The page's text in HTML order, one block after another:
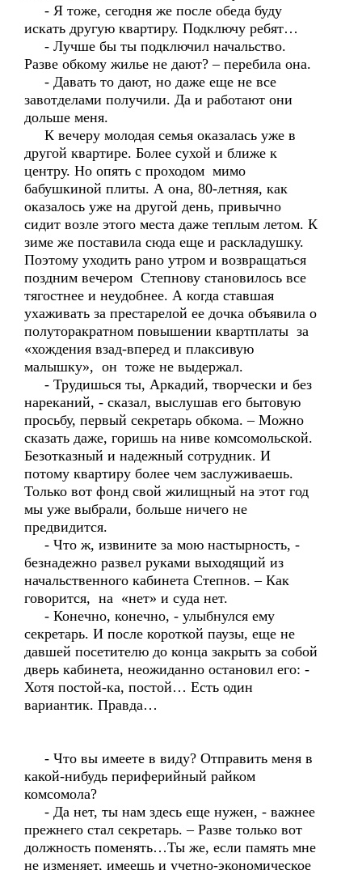
- Я тоже, сегодня же после обеда буду
искать другую квартиру. Подключу ребят…
- Лучше бы ты подключил начальство.
Разве обкому жилье не дают? – перебила она.
- Давать то дают, но даже еще не все
завотделами получили. Да и работают они
дольше меня.
К вечеру молодая семья оказалась уже в
другой квартире. Более сухой и ближе к
центру. Но опять с проходом мимо
бабушкиной плиты. А она, 80-летняя, как
оказалось уже на другой день, привычно
сидит возле этого места даже теплым летом. К
зиме же поставила сюда еще и раскладушку.
Поэтому уходить рано утром и возвращаться
поздним вечером Степнову становилось все
тягостнее и неудобнее. А когда ставшая
ухаживать за престарелой ее дочка объявила о
полуторакратном повышении квартплаты за
«хождения взад-вперед и плаксивую
малышку», он тоже не выдержал.
- Трудишься ты, Аркадий, творчески и без
нареканий, - сказал, выслушав его бытовую
просьбу, первый секретарь обкома. – Можно
сказать даже, горишь на ниве комсомольской.
Безотказный и надежный сотрудник. И
потому квартиру более чем заслуживаешь.
Только вот фонд свой жилищный на этот год
мы уже выбрали, больше ничего не
предвидится.
- Что ж, извините за мою настырность, -
безнадежно развел руками выходящий из
начальственного кабинета Степнов. – Как
говорится, на «нет» и суда нет.
- Конечно, конечно, - улыбнулся ему
секретарь. И после короткой паузы, еще не
давшей посетителю до конца закрыть за собой
дверь кабинета, неожиданно остановил его: -
Хотя постой-ка, постой… Есть один
вариантик. Правда…
- Что вы имеете в виду? Отправить меня в
какой-нибудь периферийный райком
комсомола?
- Да нет, ты нам здесь еще нужен, - важнее
прежнего стал секретарь. – Разве только вот
должность поменять…Ты же, если память мне
не изменяет, имеешь и учетно-экономическое